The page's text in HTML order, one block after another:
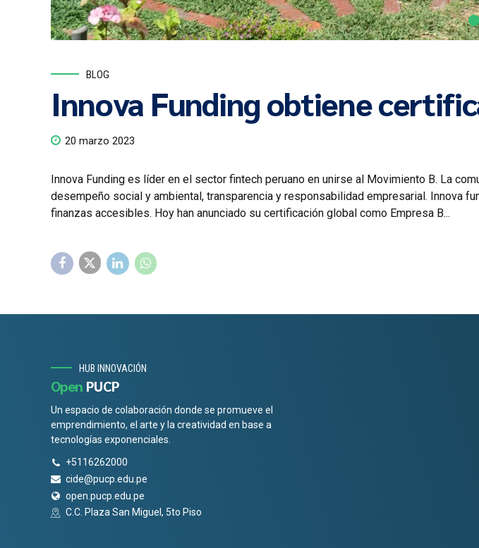
BLOG
Innova Funding obtiene
20 marzo 2023
Innova Funding es líder en el sector fintech peruano en unirse al Movimiento B. La
desempeño social y ambiental, transparencia y responsabilidad empresarial. Innova
finanzas accesibles. Hoy han anunciado su certificación global como Empresa B...
HUB INNOVACIÓN
Open PUCP
Un espacio de colaboración donde se promueve el
emprendimiento, el arte y la creatividad en base a
tecnologías exponenciales.
+5116262000
cide@pucp.edu.pe
open.pucp.edu.pe
C.C. Plaza San Miguel, 5to Piso